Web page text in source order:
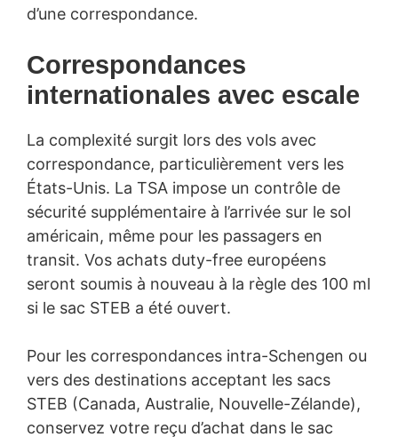
d’une correspondance.
Correspondances
internationales avec escale
La complexité surgit lors des vols avec
correspondance, particulièrement vers les
États-Unis. La TSA impose un contrôle de
sécurité supplémentaire à l’arrivée sur le sol
américain, même pour les passagers en
transit. Vos achats duty-free européens
seront soumis à nouveau à la règle des 100 ml
si le sac STEB a été ouvert.
Pour les correspondances intra-Schengen ou
vers des destinations acceptant les sacs
STEB (Canada, Australie, Nouvelle-Zélande),
conservez votre reçu d’achat dans le sac